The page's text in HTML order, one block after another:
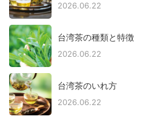
2026.06.22
台湾茶の種類と特徴
2026.06.22
台湾茶のいれ方
2026.06.22